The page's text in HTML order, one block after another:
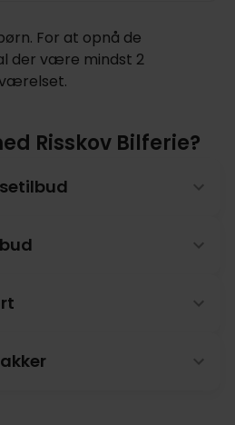
For at opnå de
der være mindst 2
Risskov Bilferie?